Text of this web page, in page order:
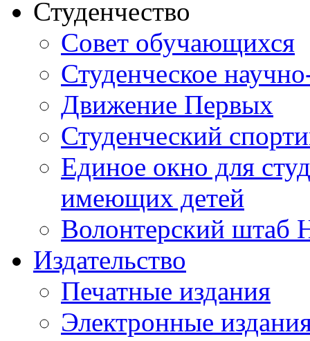
Студенчество
Совет обучающихся
Студенческое
Движение Первых
Студенческий
Единое окно для
имеющих детей
Волонтерский штаб
Издательство
Печатные издания
Электронные